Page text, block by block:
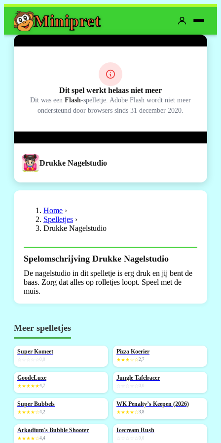
Minipret
Dit spel werkt helaas niet meer
Dit was een Flash-spelletje. Adobe Flash wordt niet meer
ondersteund door browsers sinds 31 december 2020.
Drukke Nagelstudio
Home ›
Spelletjes ›
Drukke Nagelstudio
Spelomschrijving Drukke Nagelstudio
De nagelstudio in dit spelletje is erg druk en jij bent de
baas. Zorg dat alles op rolletjes loopt. Speel met de
muis.
Meer spelletjes
NIEUW
Super Komeet
0,0
NIEUW
Pizza Koerier
★★★☆☆2,7
NIEUW
GoodeLuxe
★★★★★4,7
NIEUW
Jungle Tafelracer
0,0
Super Bubbels
★★★★☆4,2
NIEUW
WK Penalty’s Keepen (2026)
★★★★☆3,8
NIEUW
Arkadium's Bubble Shooter
★★★★☆4,4
NIEUW
Icecream Rush
0,0